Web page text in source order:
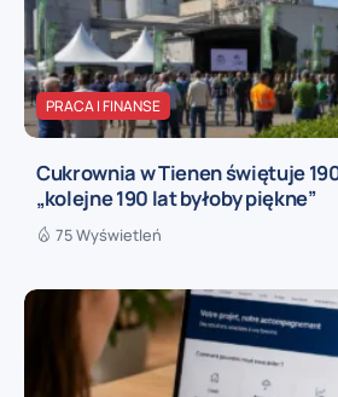
PRACA I FINANSE
Cukrownia w Tienen świętuje
„kolejne 190 lat byłoby piękne”
75 Wyświetleń